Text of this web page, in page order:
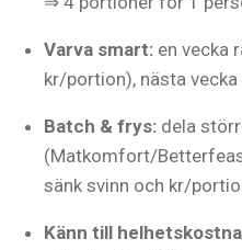
Varva smart: en vecka
kr/portion), nästa
Batch & frys: dela
(Matkomfort/
sänk svinn och kr/
Känn till